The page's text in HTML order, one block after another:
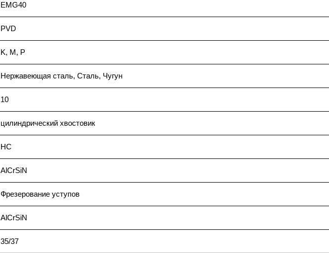
EMG40
PVD
K, M, P
Нержавеющая сталь, Сталь, Чугун
10
цилиндрический хвостовик
HC
AlCrSiN
Фрезерование уступов
AlCrSiN
35/37